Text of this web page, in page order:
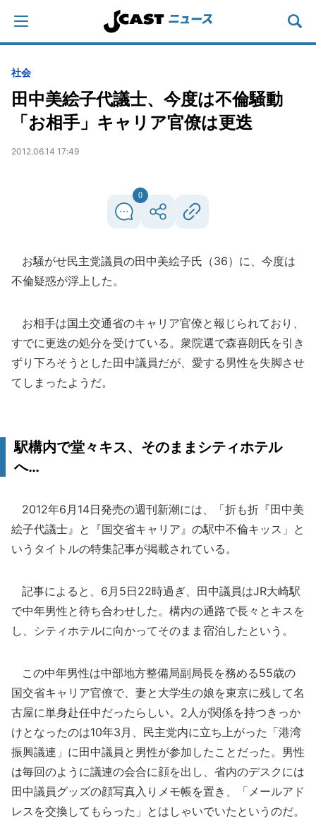
社会
田中美絵子代議士、今度は不倫騒動
「お相手」キャリア官僚は更迭
2012.06.14 17:49
0
お騒がせ民主党議員の田中美絵子氏（36）に、今度は
不倫疑惑が浮上した。
お相手は国土交通省のキャリア官僚と報じられており、
すでに更迭の処分を受けている。衆院選で森喜朗氏を引き
ずり下ろそうとした田中議員だが、愛する男性を失脚させ
てしまったようだ。
駅構内で堂々キス、そのままシティホテル
へ…
2012年6月14日発売の週刊新潮には、「折も折『田中美
絵子代議士』と『国交省キャリア』の駅中不倫キッス」と
いうタイトルの特集記事が掲載されている。
記事によると、6月5日22時過ぎ、田中議員はJR大崎駅
で中年男性と待ち合わせした。構内の通路で長々とキスを
し、シティホテルに向かってそのまま宿泊したという。
この中年男性は中部地方整備局副局長を務める55歳の
国交省キャリア官僚で、妻と大学生の娘を東京に残して名
古屋に単身赴任中だったらしい。2人が関係を持つきっか
けとなったのは10年3月、民主党内に立ち上がった「港湾
振興議連」に田中議員と男性が参加したことだった。男性
は毎回のように議連の会合に顔を出し、省内のデスクには
田中議員グッズの顔写真入りメモ帳を置き、「メールアド
レスを交換してもらった」とはしゃいでいたというのだ。